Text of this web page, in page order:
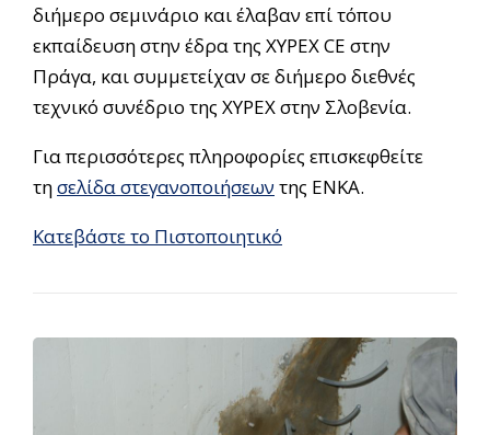
διήμερο σεμινάριο και έλαβαν επί τόπου
εκπαίδευση στην έδρα της XYPEX CE στην
Πράγα, και συμμετείχαν σε διήμερο διεθνές
τεχνικό συνέδριο της XYPEX στην Σλοβενία.
Για περισσότερες πληροφορίες επισκεφθείτε
τησελίδα στεγανοποιήσεωντης ΕΝΚΑ.
Κατεβάστε το Πιστοποιητικό